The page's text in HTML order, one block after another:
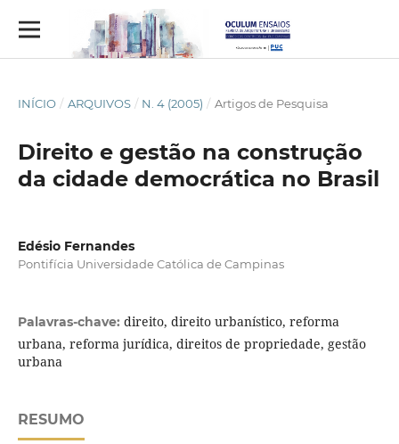
INÍCIO / ARQUIVOS / N. 4 (2005) / Artigos de Pesquisa
Direito e gestão na construção
da cidade democrática no Brasil
Edésio Fernandes
Pontifícia Universidade Católica de Campinas
Palavras-chave: direito, direito urbanístico, reforma
urbana, reforma jurídica, direitos de propriedade, gestão
urbana
RESUMO